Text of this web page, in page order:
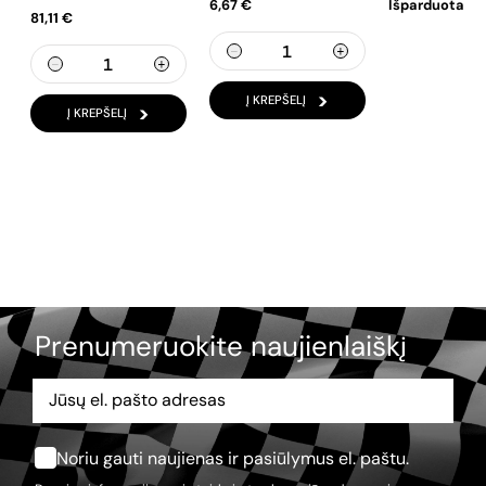
81,11 €
Į KREPŠELĮ
6,67 €
Į KREPŠELĮ
Išparduota
Prenumeruokite naujienlaiškį
Noriu gauti naujienas ir pasiūlymus el. paštu.